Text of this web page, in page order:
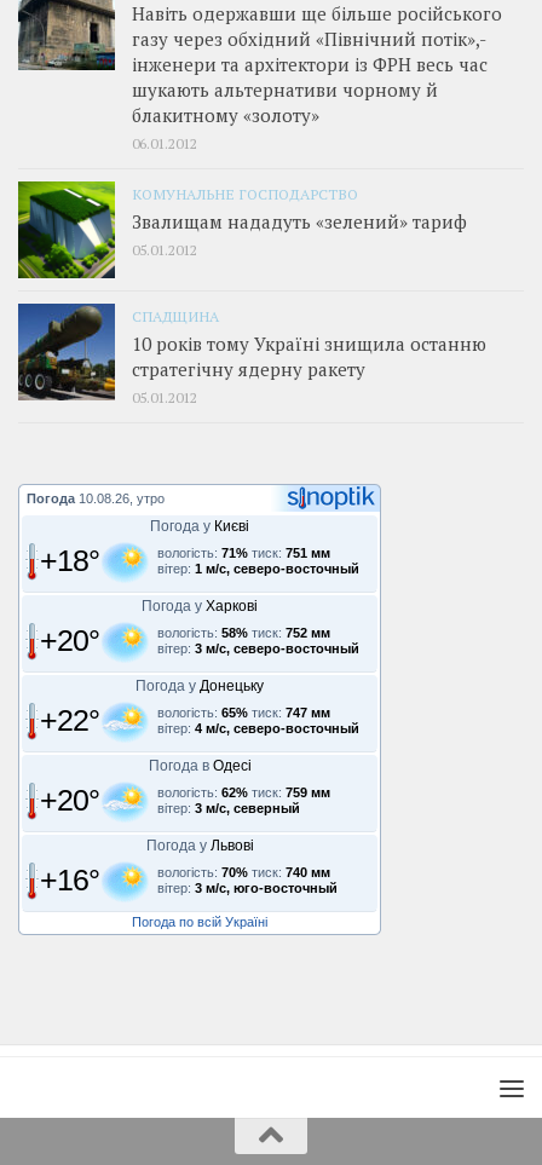
Навіть одержавши ще більше російського
газу через обхідний «Північний потік»,­
інженери та архітектори із ФРН весь час
шукають альтернативи чорному й
блакитному «золоту»
06.01.2012
КОМУНАЛЬНЕ ГОСПОДАРСТВО
Звалищам нададуть «зелений» тариф
05.01.2012
СПАДЩИНА
10 років тому Україні знищила останню
стратегічну ядерну ракету
05.01.2012
Погода 10.08.26, утро
Погода у Києві
+18° вологість: 71% тиск: 751 мм
вітер: 1 м/с, северо-восточный
Погода у Харкові
+20° вологість: 58% тиск: 752 мм
вітер: 3 м/с, северо-восточный
Погода у Донецьку
+22° вологість: 65% тиск: 747 мм
вітер: 4 м/с, северо-восточный
Погода в Одесі
+20° вологість: 62% тиск: 759 мм
вітер: 3 м/с, северный
Погода у Львові
+16° вологість: 70% тиск: 740 мм
вітер: 3 м/с, юго-восточный
Погода по всій Україні